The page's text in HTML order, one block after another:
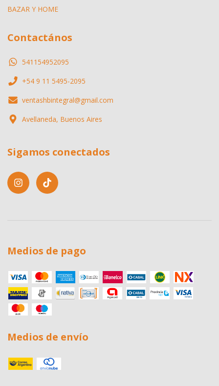
BAZAR Y HOME
Contactános
541154952095
+54 9 11 5495-2095
ventashbintegral@gmail.com
Avellaneda, Buenos Aires
Sigamos conectados
Medios de pago
Medios de envío